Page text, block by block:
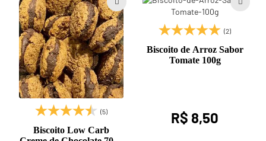
(5)
Biscoito Low Carb
(2)
Biscoito de Arroz Sabor
Tomate 100g
R$ 8,50